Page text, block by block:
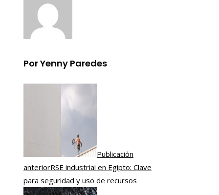
Por Yenny Paredes
Publicación
anteriorRSE industrial en Egipto: Clave
para seguridad y uso de recursos